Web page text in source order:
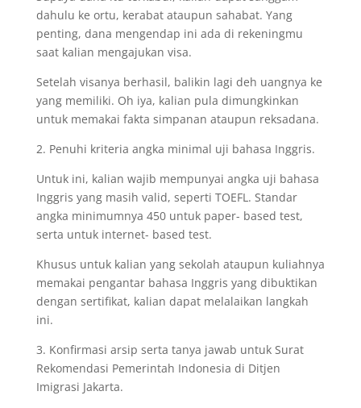
dahulu ke ortu, kerabat ataupun sahabat. Yang
penting, dana mengendap ini ada di rekeningmu
saat kalian mengajukan visa.
Setelah visanya berhasil, balikin lagi deh uangnya ke
yang memiliki. Oh iya, kalian pula dimungkinkan
untuk memakai fakta simpanan ataupun reksadana.
2. Penuhi kriteria angka minimal uji bahasa Inggris.
Untuk ini, kalian wajib mempunyai angka uji bahasa
Inggris yang masih valid, seperti TOEFL. Standar
angka minimumnya 450 untuk paper- based test,
serta untuk internet- based test.
Khusus untuk kalian yang sekolah ataupun kuliahnya
memakai pengantar bahasa Inggris yang dibuktikan
dengan sertifikat, kalian dapat melalaikan langkah
ini.
3. Konfirmasi arsip serta tanya jawab untuk Surat
Rekomendasi Pemerintah Indonesia di Ditjen
Imigrasi Jakarta.